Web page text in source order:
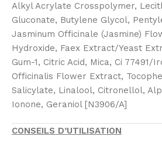
Alkyl Acrylate Crosspolymer,
Gluconate, Butylene Glycol,
Jasminum Officinale (Jasmine)
Hydroxide, Faex Extract/Yeast
Gum-1, Citric Acid, Mica, Ci 77491/
Officinalis Flower Extract,
Salicylate, Linalool, Citronellol,
Ionone, Geraniol [N3906/A]
CONSEILS D’UTILISATION